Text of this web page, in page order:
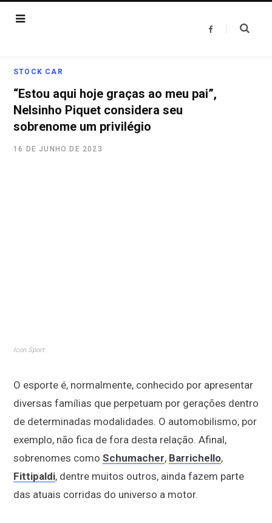
F
STOCK CAR
“Estou aqui hoje graças ao meu pai”,
Nelsinho Piquet considera seu
sobrenome um privilégio
16 DE JUNHO DE 2023
Icon Sport
O esporte é, normalmente, conhecido por apresentar
diversas famílias que perpetuam por gerações dentro
de determinadas modalidades. O automobilismo, por
exemplo, não fica de fora desta relação. Afinal,
sobrenomes como Schumacher, Barrichello,
Fittipaldi, dentre muitos outros, ainda fazem parte
das atuais corridas do universo a motor.